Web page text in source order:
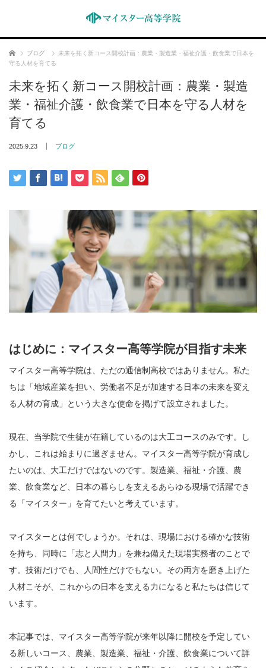
ホーム ブログ
未来を拓く新コース開校計画：農業・製造業・福祉介護・飲食業で日本を
守る人材を育てる
未来を拓く新コース開校計画：農業・製造
業・福祉介護・飲食業で日本を守る人材を
育てる
2025.9.23 ブログ
はじめに：マイスター高等学院が目指す未来
マイスター高等学院は、ただの通信制高校ではありません。私た
ちは「地域産業を担い、労働者不足が加速する日本の未来を変え
る人材の育成」という大きな使命を掲げて設立されました。
現在、当学院で生徒が在籍しているのは大工コースのみです。し
かし、これは始まりに過ぎません。マイスター高等学院が育成し
たいのは、大工だけではないのです。製造業、福祉・介護、農
業、飲食業など、日本の暮らしを支えるあらゆる現場で活躍でき
る「マイスター」を育てたいと考えています。
マイスターとは何でしょうか。それは、現場における確かな技術
を持ち、同時に「志と人間力」を兼ね備えた現場実務者のことで
す。技術だけでも、人間性だけでもない。その両方を磨き上げた
人材こそが、これからの日本を支える力になると私たちは信じて
います。
本記事では、マイスター高等学院が来年以降に開校を予定してい
る新しいコース、農業、製造業、福祉・介護、飲食業について詳